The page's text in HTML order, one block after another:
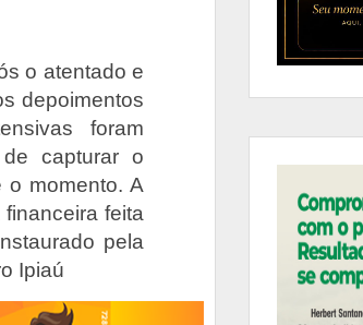
o atentado e
depoimentos
foram
capturar o
o momento. A
feita
pela
Ipiaú